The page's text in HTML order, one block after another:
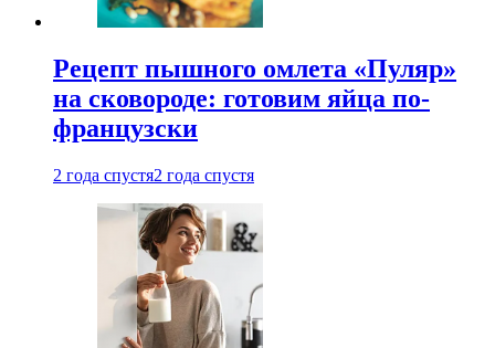
Рецепт пышного омлета «Пуляр»
на сковороде: готовим яйца по-
французски
2 года спустя2 года спустя